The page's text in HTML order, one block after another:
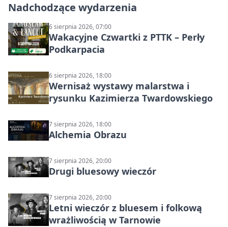
Nadchodzące wydarzenia
6 sierpnia 2026, 07:00
Wakacyjne Czwartki z PTTK – Perły
Podkarpacia
6 sierpnia 2026, 18:00
Wernisaż wystawy malarstwa i
rysunku Kazimierza Twardowskiego
7 sierpnia 2026, 18:00
Alchemia Obrazu
7 sierpnia 2026, 20:00
Drugi bluesowy wieczór
7 sierpnia 2026, 20:00
Letni wieczór z bluesem i folkową
wrażliwością w Tarnowie